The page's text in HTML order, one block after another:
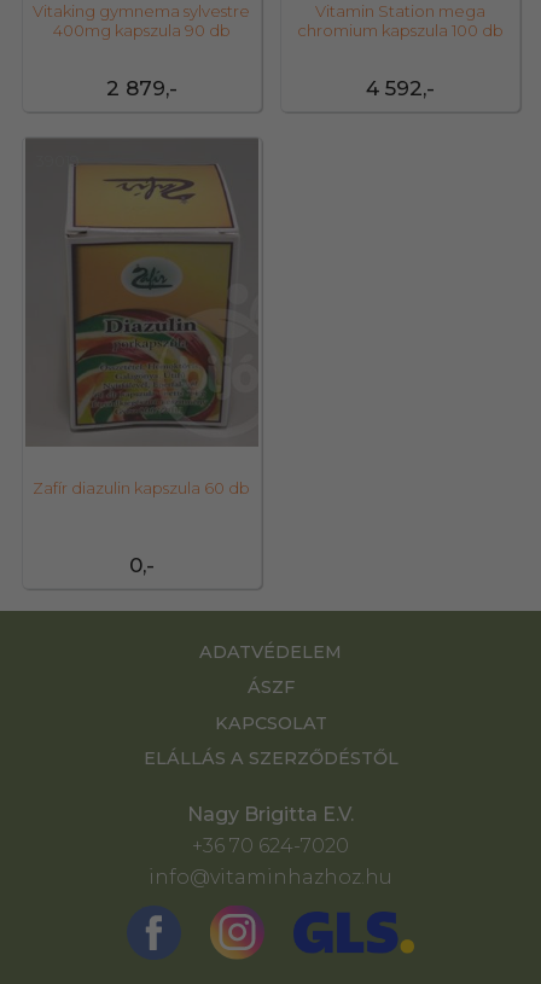
2 879,-
Vitaking gymnema sylvestre
400mg kapszula 90 db
4 592,-
Vitamin Station mega
chromium kapszula 100 db
0,-
Zafír diazulin kapszula 60 db
ADATVÉDELEM
ÁSZF
KAPCSOLAT
ELÁLLÁS A SZERZŐDÉSTŐL
Nagy Brigitta E.V.
+36 70 624-7020
info@vitaminhazhoz.hu